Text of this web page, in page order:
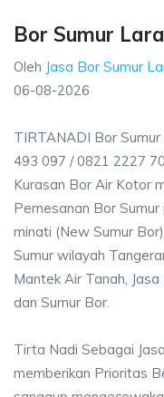
Bor Sumur
Oleh Jasa Bor Sumur
06-08-2026
TIRTANADI Bor
493 097 / 0821 2227
Kurasan Bor Air Kotor
Pemesanan Bor
minati (New Sumur
Sumur wilayah
Mantek Air Tanah,
dan Sumur Bor.
Tirta Nadi Sebagai
memberikan Prioritas